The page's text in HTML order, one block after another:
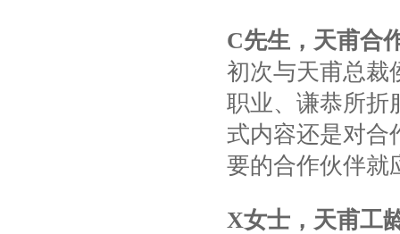
C先生，天甫合
初次与天甫总裁
职业、谦恭所折
式内容还是对合
要的合作伙伴就
X女士，天甫工